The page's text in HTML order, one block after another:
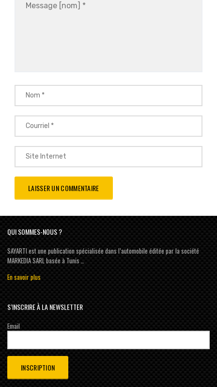
QUI SOMMES-NOUS ?
SAYARTI est une publication spécialisée dans l’automobile éditée par la société
MARKEDIA SARL basée à Tunis …
En savoir plus
S’INSCRIRE À LA NEWSLETTER
Email